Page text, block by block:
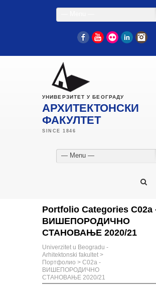
FacebookYouTube
Flickr LinkedIn
УНИВЕРЗИТЕТ У БЕОГРАДУ
АРХИТЕКТОНСКИ
ФАКУЛТЕТ
— Menu —
Portfolio Categories С02а
ВИШЕПОРОДИЧНО
СТАНОВАЊЕ 2020/21
Univerzitet u Beogradu -
Arhitektonski fakultet >
Портфолио > С02а -
ВИШЕПОРОДИЧНО
СТАНОВАЊЕ 2020/21